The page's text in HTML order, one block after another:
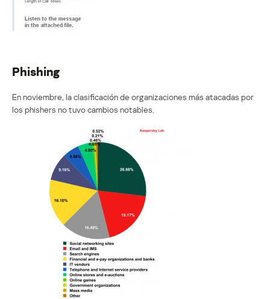
Phishing
En noviembre, la clasificación de organizaciones más atacadas por
los phishers no tuvo cambios notables.